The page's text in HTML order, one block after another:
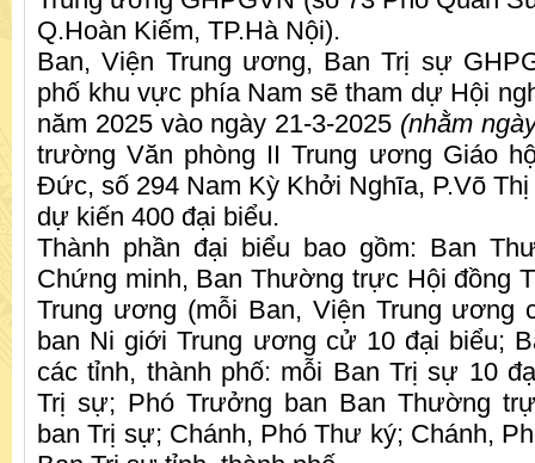
Q.Hoàn Kiếm, TP.Hà Nội).
Ban, Viện Trung ương, Ban Trị sự
phố khu vực phía Nam sẽ tham dự Hội
năm 2025 vào ngày 21-3-2025 (nhằm
trường Văn phòng II Trung ương Giáo
Đức, số 294 Nam Kỳ Khởi Nghĩa, P.Võ Thị
dự kiến 400 đại biểu.
Thành phần đại biểu bao gồm: Ban
Chứng minh, Ban Thường trực Hội đồng
Trung ương (mỗi Ban, Viện Trung ương
ban Ni giới Trung ương cử 10 đại biểu;
các tỉnh, thành phố: mỗi Ban Trị sự 10
Trị sự; Phó Trưởng ban Ban Thường
ban Trị sự; Chánh, Phó Thư ký; Chánh,